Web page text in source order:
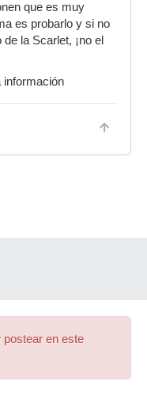
que es muy
es probarlo y si no
la Scarlet, ¡no el
información
postear en este